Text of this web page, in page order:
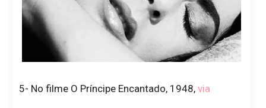
5- No filme O Príncipe Encantado, 1948, via